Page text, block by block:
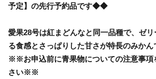
予定】の先行予約品です◆◆
愛果28号は紅まどんなと同一品種で、ゼ
る食感とさっぱりした甘さが特長のみかん
※※お申込前に青果物についての注意事項
さい※※